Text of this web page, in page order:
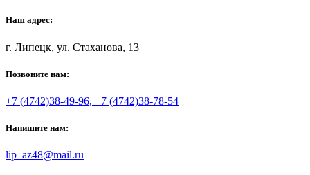
Наш адрес:
г. Липецк, ул. Стаханова, 13
Позвоните нам:
+7 (4742)38-49-96, +7 (4742)38-78-54
Напишите нам:
lip_az48@mail.ru